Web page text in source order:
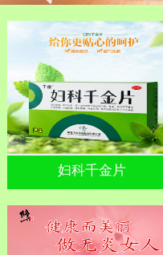
妇科千金片